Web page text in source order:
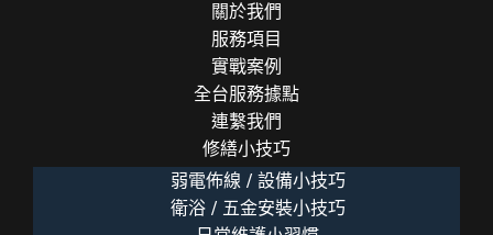
關於我們
服務項目
實戰案例
全台服務據點
連繫我們
修繕小技巧
弱電佈線 / 設備小技巧
衛浴 / 五金安裝小技巧